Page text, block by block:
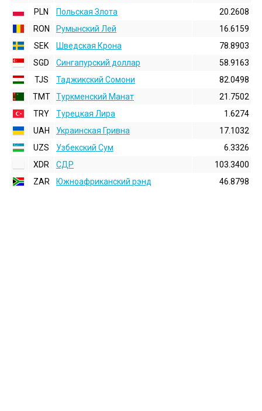
PLN
Польская Злота
20.2608
RON
Румынский Лей
16.6159
SEK
Шведская Крона
78.8903
SGD
Сингапурский доллар
58.9163
TJS
Таджикский Сомони
82.0498
TMT
Туркменский Манат
21.7502
TRY
Турецкая Лира
1.6274
UAH
Украинская Гривна
17.1032
UZS
Узбекский Сум
6.3326
XDR
СДР
103.3400
ZAR
Южноафриканский рэнд 46.8798